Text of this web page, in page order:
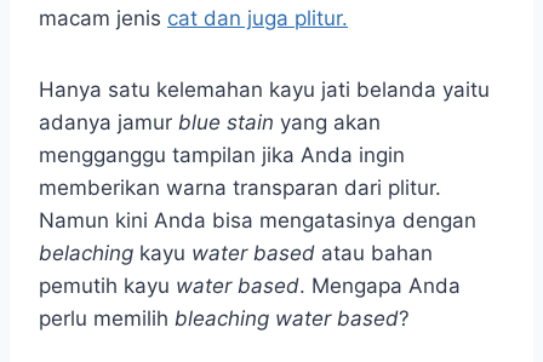
macam jenis cat dan juga plitur.
Hanya satu kelemahan kayu jati belanda yaitu
adanya jamur blue stain yang akan
mengganggu tampilan jika Anda ingin
memberikan warna transparan dari plitur.
Namun kini Anda bisa mengatasinya dengan
belaching kayu water based atau bahan
pemutih kayu water based. Mengapa Anda
perlu memilih bleaching water based?